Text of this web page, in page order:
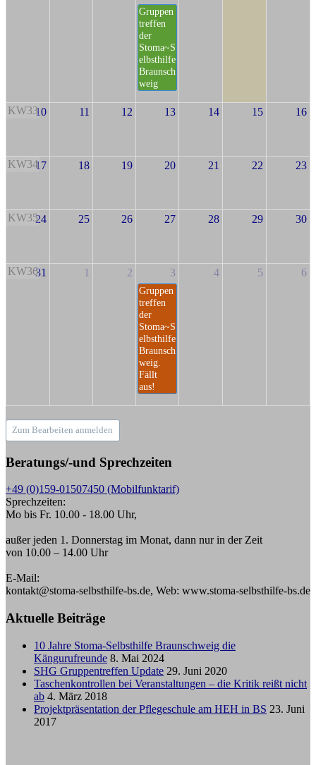
Gruppen
treffen
der
Stoma~S
elbsthilfe
Braunsch
weig
KW3310 11 12 13 14 15 16
KW3417 18 19 20 21 22 23
KW3524 25 26 27 28 29 30
KW3631 1 2 3
Gruppen
treffen
der
Stoma~S
elbsthilfe
Braunsch
weig.
Fällt
aus!
4 5 6
Zum Bearbeiten anmelden
Beratungs/-und Sprechzeiten
+49 (0)159-01507450 (Mobilfunktarif)
Sprechzeiten:
Mo bis Fr. 10.00 - 18.00 Uhr,
außer jeden 1. Donnerstag im Monat, dann nur in der Zeit
von 10.00 – 14.00 Uhr
E-Mail:
kontakt@stoma-selbsthilfe-bs.de, Web: www.stoma-selbsthilfe-bs.de
Aktuelle Beiträge
10 Jahre Stoma-Selbsthilfe Braunschweig die
Kängurufreunde 8. Mai 2024
SHG Gruppentreffen Update 29. Juni 2020
Taschenkontrollen bei Veranstaltungen – die Kritik reißt nicht
ab 4. März 2018
Projektpräsentation der Pflegeschule am HEH in BS 23. Juni
2017